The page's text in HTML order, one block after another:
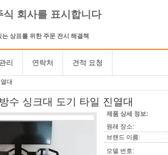
식 회사를 표시합니다
상표를 위한 주문 전시 해결책
리 연락처 견적 요청
대
수 싱크대 도기 타일 진열대
제품 상세 정보:
원래 장소:
브랜드 이름:
모델 번호: